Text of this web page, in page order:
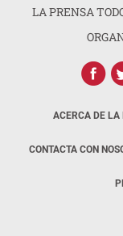
LA PRENSA
ACERCA DE LA
CONTACTA CON